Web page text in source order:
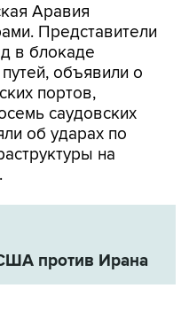
Аравия
Представители
в блокаде
объявили о
портов,
саудовских
об ударах по
на
против Ирана